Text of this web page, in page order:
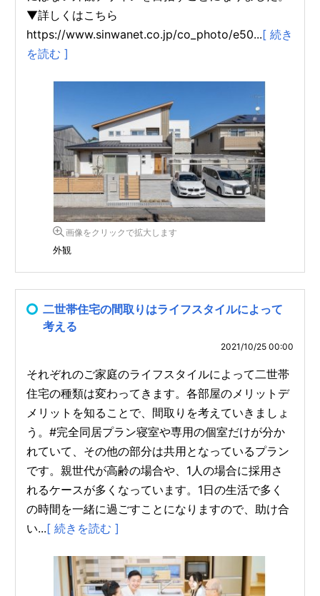
▼詳しくはこちら
https://www.sinwanet.co.jp/co_photo/e50...[ 続き
を読む ]
画像をクリックで拡大します
外観
二世帯住宅の間取りはライフスタイルによって
考える
2021/10/25 00:00
それぞれのご家庭のライフスタイルによって二世帯
住宅の種類は変わってきます。各部屋のメリットデ
メリットを知ることで、間取りを考えていきましょ
う。#完全同居プラン寝室や専用の個室だけが分か
れていて、その他の部分は共用となっているプラン
です。親世代が高齢の場合や、1人の場合に採用さ
れるケースが多くなっています。1日の生活で多く
の時間を一緒に過ごすことになりますので、助け合
い...[ 続きを読む ]